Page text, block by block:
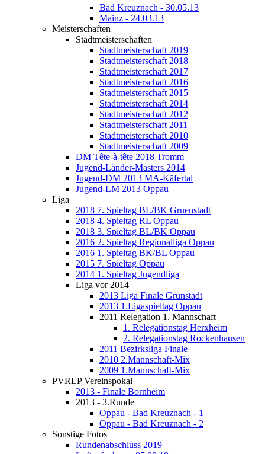
Bad Kreuznach - 30.05.13
Mainz - 24.03.13
Meisterschaften
Stadtmeisterschaften
Stadtmeisterschaft 2019
Stadtmeisterschaft 2018
Stadtmeisterschaft 2017
Stadtmeisterschaft 2016
Stadtmeisterschaft 2015
Stadtmeisterschaft 2014
Stadtmeisterschaft 2012
Stadtmeisterschaft 2011
Stadtmeisterschaft 2010
Stadtmeisterschaft 2009
DM Tête-à-tête 2018 Tromm
Jugend-Länder-Masters 2014
Jugend-DM 2013 MA-Käfertal
Jugend-LM 2013 Oppau
Liga
2018 7. Spieltag BL/BK Gruenstadt
2018 4. Spieltag RL Oppau
2018 3. Spieltag BL/BK Oppau
2016 2. Spieltag Regionalliga Oppau
2016 1. Spieltag BK/BL Oppau
2015 7. Spieltag Oppau
2014 1. Spieltag Jugendliga
Liga vor 2014
2013 Liga Finale Grünstadt
2013 1.Ligaspieltag Oppau
2011 Relegation 1. Mannschaft
1. Relegationstag Herxheim
2. Relegationstag Rockenhausen
2011 Bezirksliga Finale
2010 2.Mannschaft-Mix
2009 1.Mannschaft-Mix
PVRLP Vereinspokal
2013 - Finale Bornheim
2013 - 3.Runde
Oppau - Bad Kreuznach - 1
Oppau - Bad Kreuznach - 2
Sonstige Fotos
Rundenabschluss 2019